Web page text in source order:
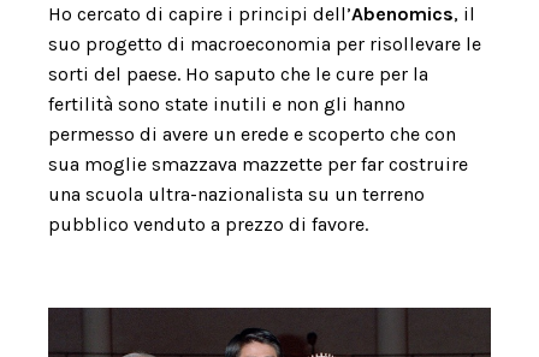
Ho cercato di capire i principi dell’Abenomics, il
suo progetto di macroeconomia per risollevare le
sorti del paese. Ho saputo che le cure per la
fertilità sono state inutili e non gli hanno
permesso di avere un erede e scoperto che con
sua moglie smazzava mazzette per far costruire
una scuola ultra-nazionalista su un terreno
pubblico venduto a prezzo di favore.